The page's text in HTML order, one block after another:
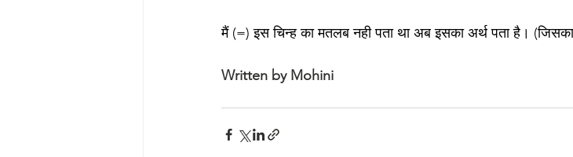
मैं (=) इस चिन्ह का मतलब नही पता था अब इसका अर्थ पता है।
Written by Mohini